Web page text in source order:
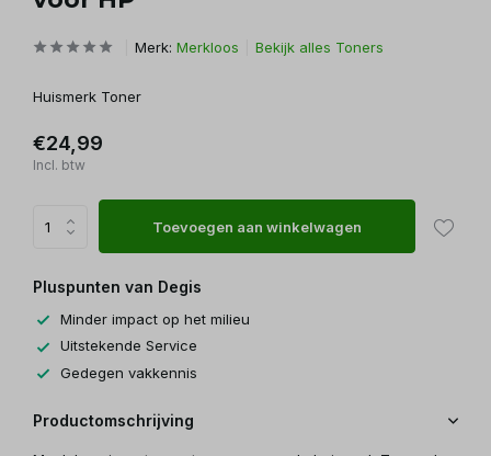
Merk: Merkloos Bekijk alles Toners
Huismerk Toner
€24,99
Incl. btw
Toevoegen aan winkelwagen
Pluspunten van Degis
Minder impact op het milieu
Uitstekende Service
Gedegen vakkennis
Productomschrijving